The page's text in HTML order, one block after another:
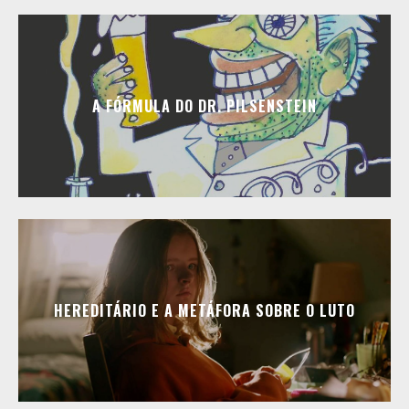
A FÓRMULA DO DR. PILSENSTEIN
HEREDITÁRIO E A METÁFORA SOBRE O LUTO